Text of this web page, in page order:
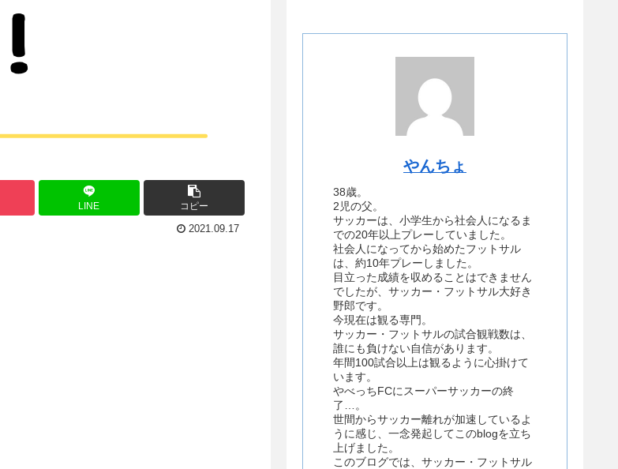
LINE コピー
2021.09.17
やんちょ
38歳。
2児の父。
サッカーは、小学生から社会人になるま
での20年以上プレーしていました。
社会人になってから始めたフットサル
は、約10年プレーしました。
目立った成績を収めることはできません
でしたが、サッカー・フットサル大好き
野郎です。
今現在は観る専門。
サッカー・フットサルの試合観戦数は、
誰にも負けない自信があります。
年間100試合以上は観るように心掛けて
います。
やべっちFCにスーパーサッカーの終
了…。
世間からサッカー離れが加速しているよ
うに感じ、一念発起してこのblogを立ち
上げました。
このブログでは、サッカー・フットサル